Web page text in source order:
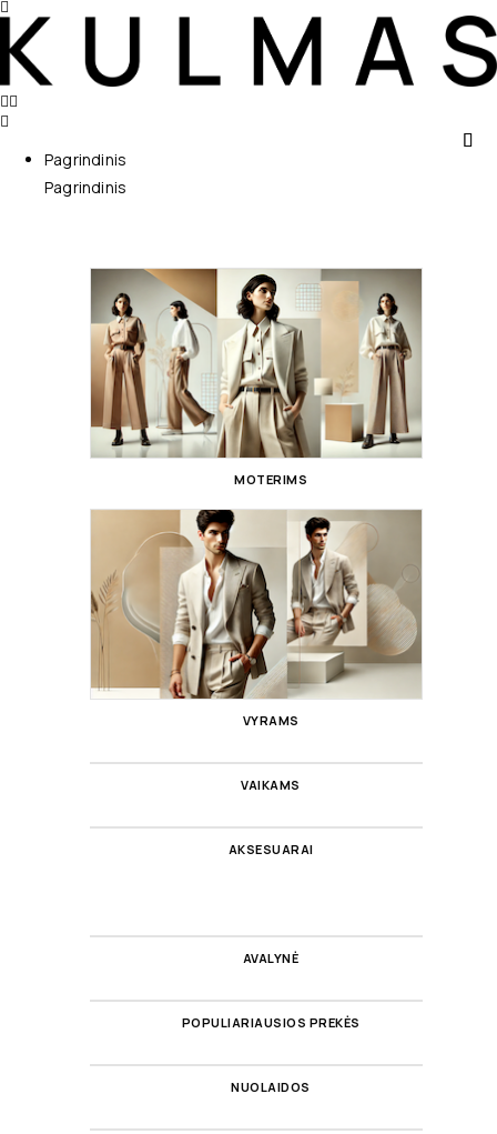
Pagrindinis
Pagrindinis
MOTERIMS
VYRAMS
VAIKAMS
AKSESUARAI
AVALYNĖ
POPULIARIAUSIOS PREKĖS
NUOLAIDOS